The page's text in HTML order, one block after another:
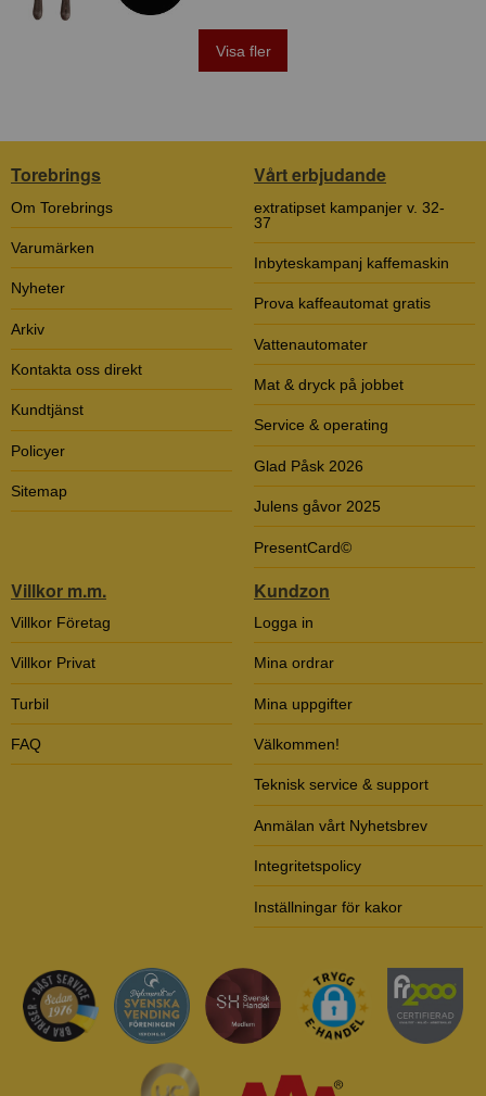
Visa fler
Torebrings
Om Torebrings
Varumärken
Nyheter
Arkiv
Kontakta oss direkt
Kundtjänst
Policyer
Sitemap
Vårt erbjudande
extratipset kampanjer v. 32-
37
Inbyteskampanj kaffemaskin
Prova kaffeautomat gratis
Vattenautomater
Mat & dryck på jobbet
Service & operating
Glad Påsk 2026
Julens gåvor 2025
PresentCard©
Villkor m.m.
Villkor Företag
Villkor Privat
Turbil
FAQ
Kundzon
Logga in
Mina ordrar
Mina uppgifter
Välkommen!
Teknisk service & support
Anmälan vårt Nyhetsbrev
Integritetspolicy
Inställningar för kakor